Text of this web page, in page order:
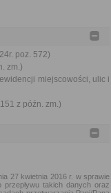
poz. 572)
zm.)
miejscowości, ulic i
z późn. zm.)
27 kwietnia 2016 r. w sprawie
takich danych oraz